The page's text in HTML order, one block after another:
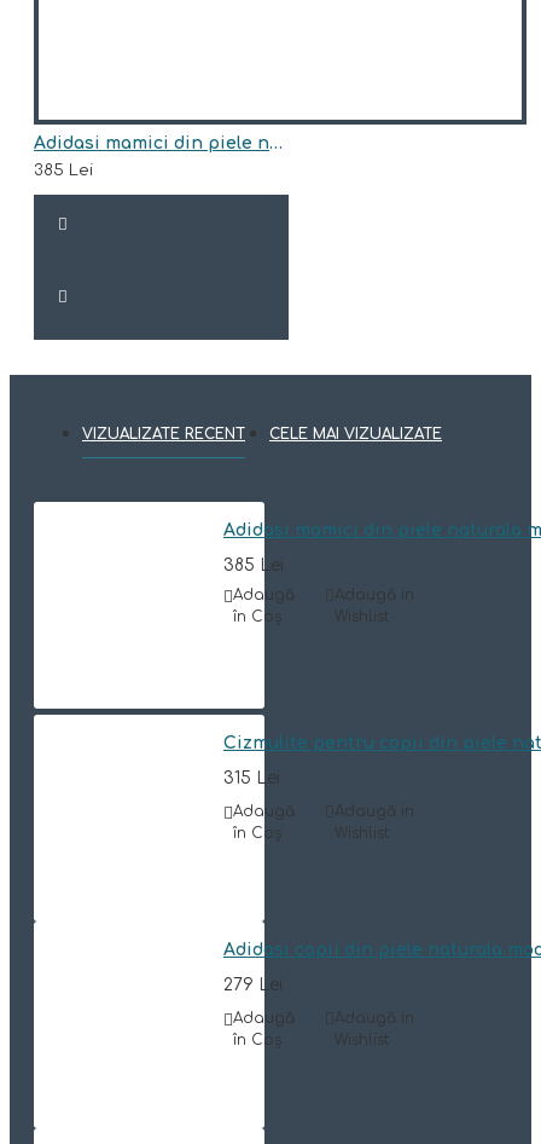
Adidasi mamici din piele naturala model WHITE
385 Lei
VIZUALIZATE RECENT CELE MAI VIZUALIZATE
Adidasi mamici din piele naturala
385 Lei
Adaugă
în Coş
Adaugă in
Wishlist
Cizmulite pentru copii din piele
315 Lei
Adaugă
în Coş
Adaugă in
Wishlist
Adidasi copii din piele naturala
279 Lei
Adaugă
în Coş
Adaugă in
Wishlist